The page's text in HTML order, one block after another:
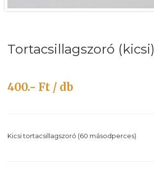
Tortacsillagszoró (kicsi)
400.- Ft / db
Kicsi tortacsillagszoró (60 másodperces)